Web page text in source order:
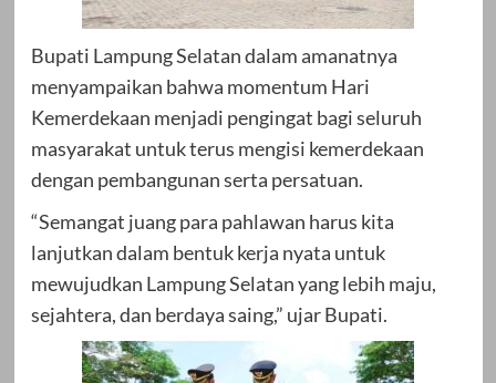
Bupati Lampung Selatan dalam amanatnya
menyampaikan bahwa momentum Hari
Kemerdekaan menjadi pengingat bagi seluruh
masyarakat untuk terus mengisi kemerdekaan
dengan pembangunan serta persatuan.
“Semangat juang para pahlawan harus kita
lanjutkan dalam bentuk kerja nyata untuk
mewujudkan Lampung Selatan yang lebih maju,
sejahtera, dan berdaya saing,” ujar Bupati.